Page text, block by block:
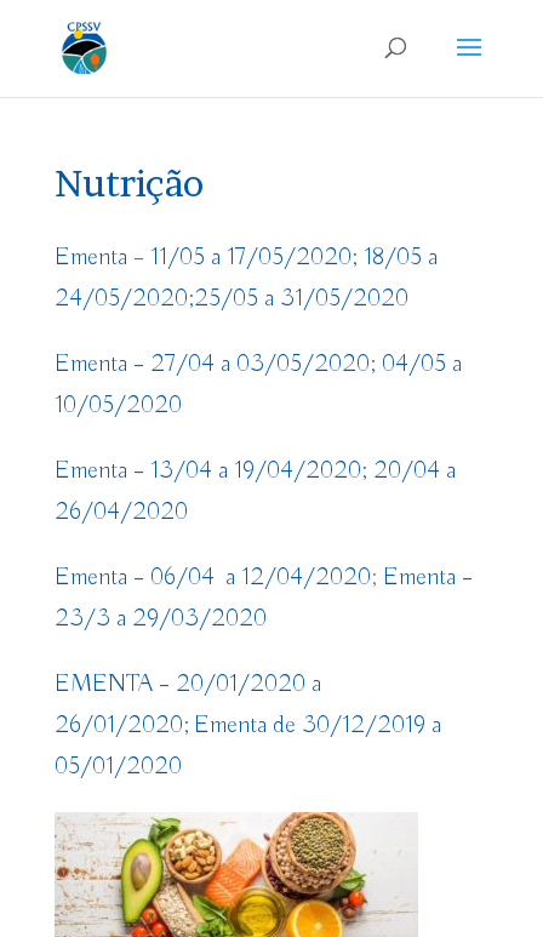
Nutrição
Ementa – 11/05 a 17/05/2020; 18/05 a
24/05/2020;25/05 a 31/05/2020
Ementa – 27/04 a 03/05/2020; 04/05 a
10/05/2020
Ementa – 13/04 a 19/04/2020; 20/04 a
26/04/2020
Ementa – 06/04 a 12/04/2020; Ementa –
23/3 a 29/03/2020
EMENTA – 20/01/2020 a
26/01/2020; Ementa de 30/12/2019 a
05/01/2020